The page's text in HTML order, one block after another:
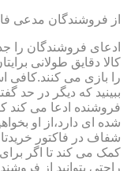
از فروشندگان مدعی
ادعای فروشندگان را
کالا دقایق طولانی
را بازی می کنند.کافی
ببینید که دیگر در حد
فروشنده ادعا می کند
شده ای دارد،از او
شفاف در فاکتور
کمک می کند تا اگر
راحتی بتوانید از